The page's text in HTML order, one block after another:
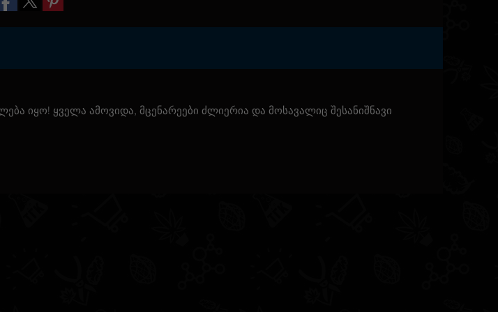
იყო! ყველა ამოვიდა, მცენარეები ძლიერია და მოსავალიც შესანიშნავი